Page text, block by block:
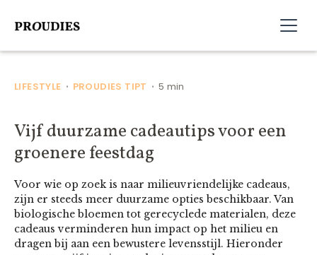
LIFESTYLE • PROUDIES TIPT • 5 min
Vijf duurzame cadeautips voor een
groenere feestdag
Voor wie op zoek is naar milieuvriendelijke cadeaus,
zijn er steeds meer duurzame opties beschikbaar. Van
biologische bloemen tot gerecyclede materialen, deze
cadeaus verminderen hun impact op het milieu en
dragen bij aan een bewustere levensstijl. Hieronder